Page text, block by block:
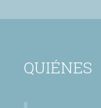
QUIÉNES